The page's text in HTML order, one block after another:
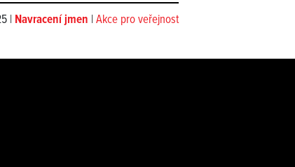
| Navracení jmen | Akce pro veřejnost